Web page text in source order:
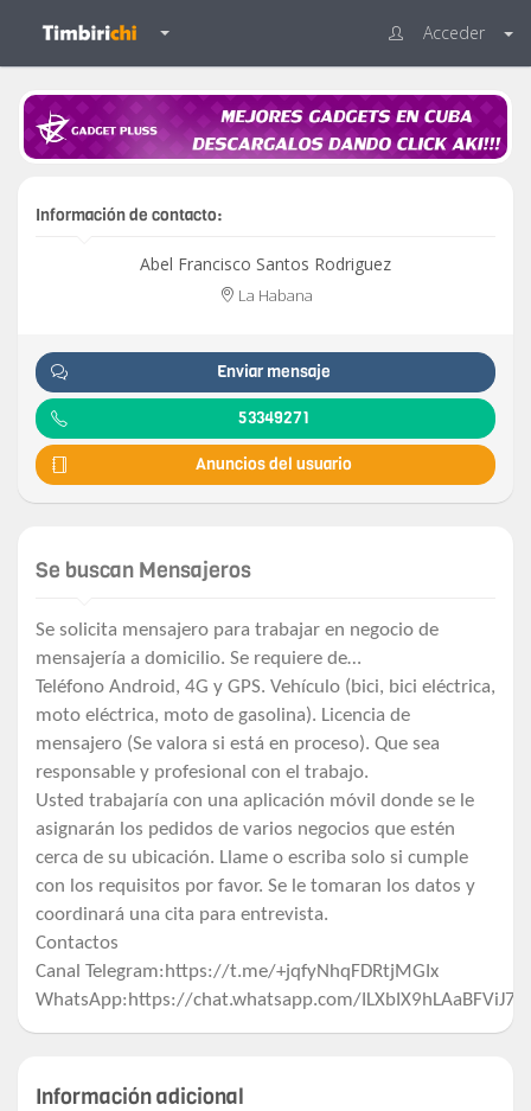
Acceder
Información de contacto:
Abel Francisco Santos Rodriguez
La Habana
Enviar mensaje
53349271
Anuncios del usuario
Se buscan Mensajeros
Se solicita mensajero para trabajar en negocio de
mensajería a domicilio. Se requiere de…
Teléfono Android, 4G y GPS. Vehículo (bici, bici eléctrica,
moto eléctrica, moto de gasolina). Licencia de
mensajero (Se valora si está en proceso). Que sea
responsable y profesional con el trabajo.
Usted trabajaría con una aplicación móvil donde se le
asignarán los pedidos de varios negocios que estén
cerca de su ubicación. Llame o escriba solo si cumple
con los requisitos por favor. Se le tomaran los datos y
coordinará una cita para entrevista.
Contactos
Canal Telegram:https://t.me/+jqfyNhqFDRtjMGIx
WhatsApp:https://chat.whatsapp.com/
Información adicional